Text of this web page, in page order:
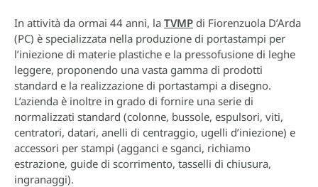
In attività da ormai 44 anni, la TVMP di Fiorenzuola D’Arda
(PC) è specializzata nella produzione di portastampi per
l’iniezione di materie plastiche e la pressofusione di leghe
leggere, proponendo una vasta gamma di prodotti
standard e la realizzazione di portastampi a disegno.
L’azienda è inoltre in grado di fornire una serie di
normalizzati standard (colonne, bussole, espulsori, viti,
centratori, datari, anelli di centraggio, ugelli d’iniezione) e
accessori per stampi (agganci e sganci, richiamo
estrazione, guide di scorrimento, tasselli di chiusura,
ingranaggi).